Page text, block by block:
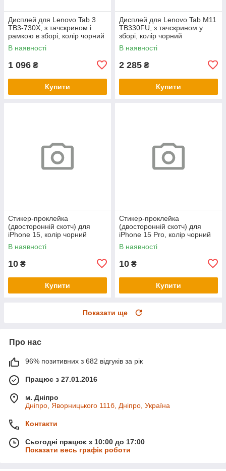
Дисплей для Lenovo Tab 3
TB3-730X, з тачскрином і
рамкою в зборі, колір чорний
В наявності
1 096 ₴
Купити
Дисплей для Lenovo Tab M11
TB330FU, з тачскрином у
зборі, колір чорний
В наявності
2 285 ₴
Купити
Стикер-проклейка
(двосторонній скотч) для
iPhone 15, колір чорний
В наявності
10 ₴
Купити
Стикер-проклейка
(двосторонній скотч) для
iPhone 15 Pro, колір чорний
В наявності
10 ₴
Купити
Показати ще
Про нас
96% позитивних з 682 відгуків за рік
Працює з 27.01.2016
м. Дніпро
Дніпро, Яворницького 111б, Дніпро, Україна
Контакти
Сьогодні працює з 10:00 до 17:00
Показати весь графік роботи